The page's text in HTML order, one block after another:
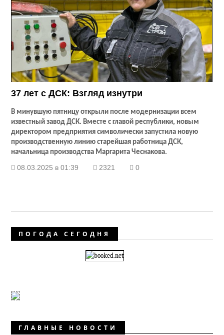
37 лет с ДСК: Взгляд изнутри
В минувшую пятницу открыли после модернизации всем
известный завод ДСК. Вместе с главой республики, новым
директором предприятия символически запустила новую
производственную линию старейшая работница ДСК,
начальница производства Маргарита Чеснакова.
08.03.2025 в 01:39 2321 0
ПОГОДА СЕГОДНЯ
ГЛАВНЫЕ НОВОСТИ